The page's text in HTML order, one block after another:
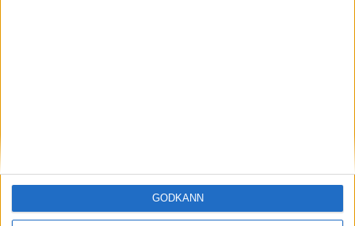
GODKÄNN
ASIEN
Berlin Marathon - ett lopp genom